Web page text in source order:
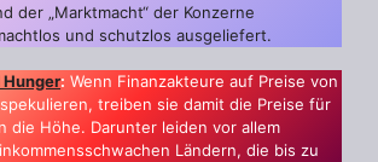
der „Marktmacht“ der Konzerne
und schutzlos ausgeliefert.
: Wenn Finanzakteure auf Preise von
treiben sie damit die Preise für
die Höhe. Darunter leiden vor allem
Ländern, die bis zu